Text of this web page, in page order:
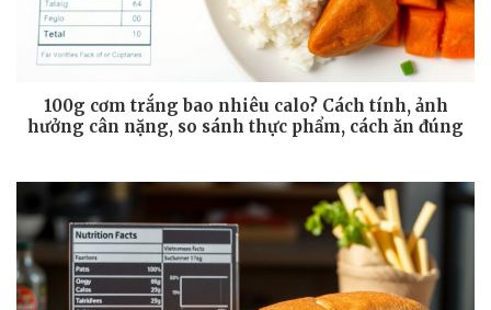
100g cơm trắng bao nhiêu calo? Cách tính, ảnh
hưởng cân nặng, so sánh thực phẩm, cách ăn đúng